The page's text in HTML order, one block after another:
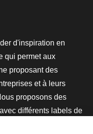
d'inspiration en
qui permet aux
proposant des
et à leurs
proposons des
différents labels de